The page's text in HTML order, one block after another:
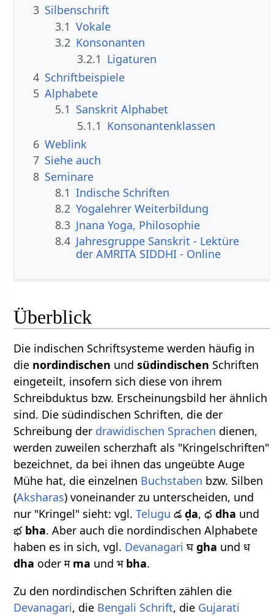
3 Silbenschrift
3.1 Vokale
3.2 Konsonanten
3.2.1 Ligaturen
4 Schriftbeispiele
5 Alphabete
5.1 Sanskrit Alphabet
5.1.1 Konsonantenklassen
6 Weblink
7 Siehe auch
8 Seminare
8.1 Indische Schriften
8.2 Yogalehrer Weiterbildung
8.3 Jnana Yoga, Philosophie
8.4 Jahresgruppe Sanskrit - Lektüre
der AMRITA SIDDHI - Online
Überblick
Die indischen Schriftsysteme werden häufig in
die nordindischen undsüdindischen Schriften
eingeteilt, insofern sich diese von ihrem
Schreibduktus bzw. Erscheinungsbild her ähnlich
sind. Die südindischen Schriften, die der
Schreibung der drawidischen Sprachen dienen,
werden zuweilen scherzhaft als "Kringelschriften"
bezeichnet, da bei ihnen das ungeübte Auge
Mühe hat, die einzelnen Buchstaben bzw. Silben
(Aksharas) voneinander zu unterscheiden, und
nur "Kringel" sieht: vgl.Telugu డḍa, ధdha und
భ bha. Aber auch die nordindischen Alphabete
haben es in sich, vgl. Devanagari घgha und ध
dha oder म ma und भ bha.
Zu den nordindischen Schriften zählen die
Devanagari, die Bengali Schrift, die Gujarati